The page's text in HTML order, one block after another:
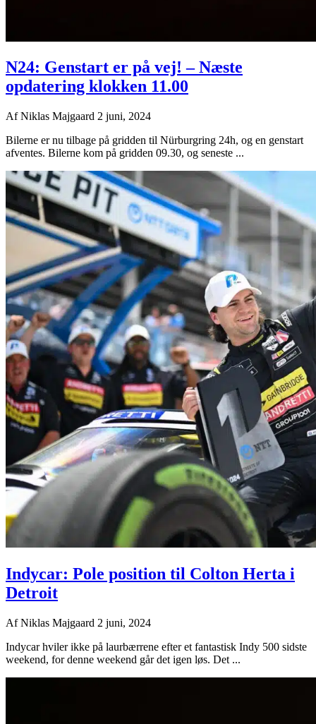
N24: Genstart er på vej! – Næste
opdatering klokken 11.00
AfNiklas Majgaard 2 juni, 2024
Bilerne er nu tilbage på gridden til Nürburgring 24h, og en genstart
afventes. Bilerne kom på gridden 09.30, og seneste ...
Indycar: Pole position til Colton Herta i
Detroit
AfNiklas Majgaard 2 juni, 2024
Indycar hviler ikke på laurbærrene efter et fantastisk Indy 500 sidste
weekend, for denne weekend går det igen løs. Det ...